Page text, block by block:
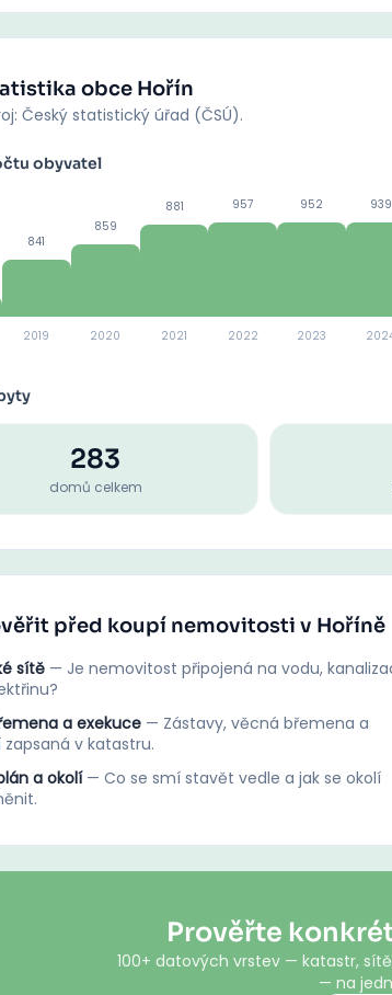
obce Hořín
Český statistický úřad (ČSÚ).
obyvatel
841
2019
859
2020
881
2021
957
2022
952
2023
939
283
domů celkem
před koupí nemovitosti v Hoříně
sítě — Je nemovitost připojená na vodu,
a exekuce — Zástavy, věcná břemena a
v katastru.
a okolí — Co se smí stavět vedle a jak se okolí
Prověřte
100+ datových vrstev — katastr,
— na